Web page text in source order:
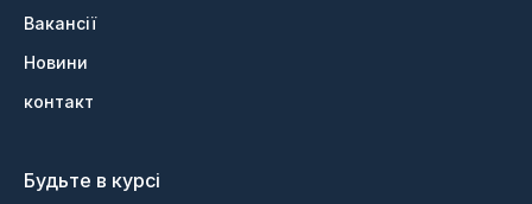
Вакансії
Новини
контакт
Будьте в курсі